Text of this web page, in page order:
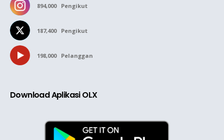
894,000 Pengikut
187,400 Pengikut
198,000 Pelanggan
Download Aplikasi OLX